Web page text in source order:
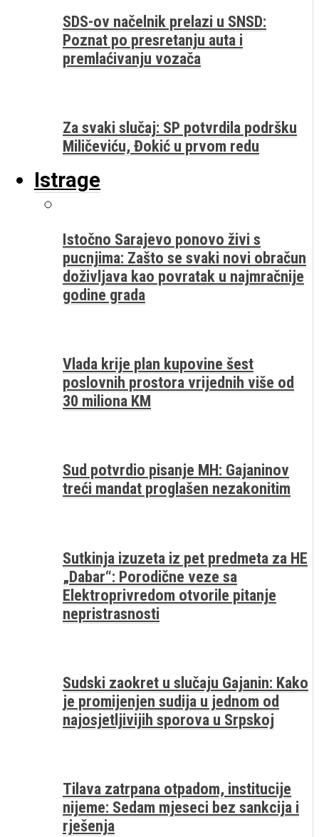
SDS-ov načelnik prelazi u SNSD:
Poznat po presretanju auta i
premlaćivanju vozača
Za svaki slučaj: SP potvrdila podršku
Miličeviću, Đokić u prvom redu
Istrage
Istočno Sarajevo ponovo živi s
pucnjima: Zašto se svaki novi obračun
doživljava kao povratak u najmračnije
godine grada
Vlada krije plan kupovine šest
poslovnih prostora vrijednih više od
30 miliona KM
Sud potvrdio pisanje MH: Gajaninov
treći mandat proglašen nezakonitim
Sutkinja izuzeta iz pet predmeta za HE
„Dabar“: Porodične veze sa
Elektroprivredom otvorile pitanje
nepristrasnosti
Sudski zaokret u slučaju Gajanin: Kako
je promijenjen sudija u jednom od
najosjetljivijih sporova u Srpskoj
Tilava zatrpana otpadom, institucije
nijeme: Sedam mjeseci bez sankcija i
rješenja